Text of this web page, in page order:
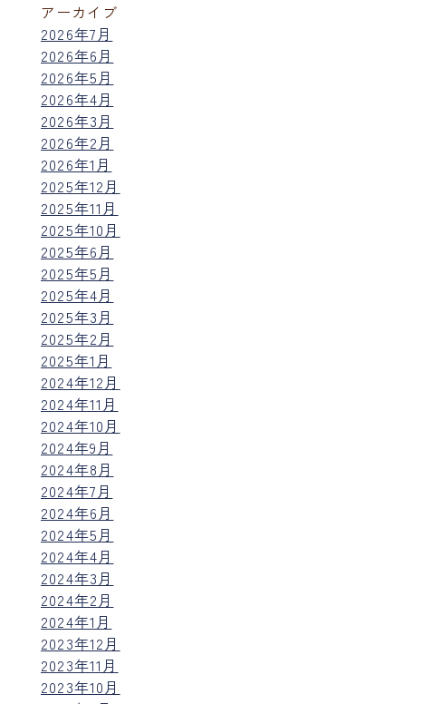
アーカイブ
2026年7月
2026年6月
2026年5月
2026年4月
2026年3月
2026年2月
2026年1月
2025年12月
2025年11月
2025年10月
2025年6月
2025年5月
2025年4月
2025年3月
2025年2月
2025年1月
2024年12月
2024年11月
2024年10月
2024年9月
2024年8月
2024年7月
2024年6月
2024年5月
2024年4月
2024年3月
2024年2月
2024年1月
2023年12月
2023年11月
2023年10月